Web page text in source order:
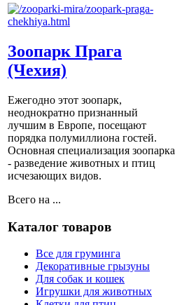
Зоопарк Прага
(Чехия)
Ежегодно этот зоопарк,
неоднократно признанный
лучшим в Европе, посещают
порядка полумиллиона гостей.
Основная специализация зоопарка
- разведение животных и птиц
исчезающих видов.
Всего на ...
Каталог товаров
Все для груминга
Декоративные грызуны
Для собак и кошек
Игрушки для животных